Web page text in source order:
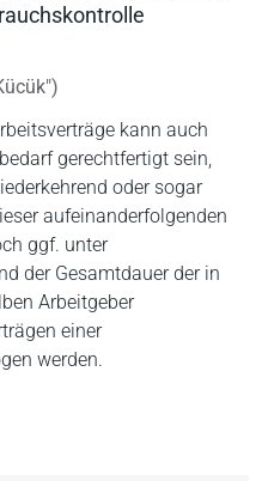
kann auch
gerechtfertigt sein,
oder sogar
aufeinanderfolgenden
ggf. unter
der Gesamtdauer der in
Arbeitgeber
einer
werden.